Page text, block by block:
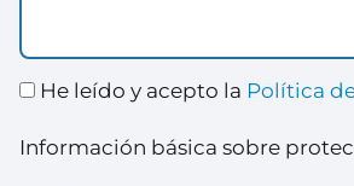
He leído y acepto la Política
Información básica sobre